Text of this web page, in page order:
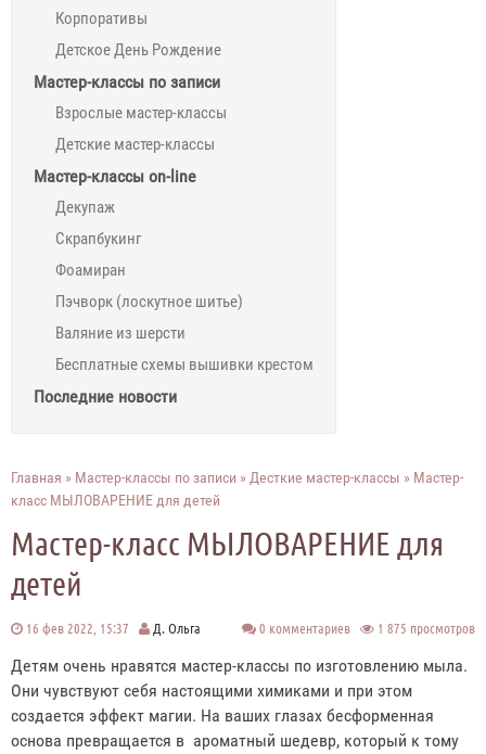
Корпоративы
Детское День Рождение
Мастер-классы по записи
Взрослые мастер-классы
Детские мастер-классы
Мастер-классы on-line
Декупаж
Скрапбукинг
Фоамиран
Пэчворк (лоскутное шитье)
Валяние из шерсти
Бесплатные схемы вышивки крестом
Последние новости
Главная » Мастер-классы по записи » Десткие мастер-классы » Мастер-
класс МЫЛОВАРЕНИЕ для детей
Мастер-класс МЫЛОВАРЕНИЕ для
детей
16 фев 2022, 15:37 Д. Ольга 0 комментариев 1 875 просмотров
Детям очень нравятся мастер-классы по изготовлению мыла.
Они чувствуют себя настоящими химиками и при этом
создается эффект магии. На ваших глазах бесформенная
основа превращается в ароматный шедевр, который к тому